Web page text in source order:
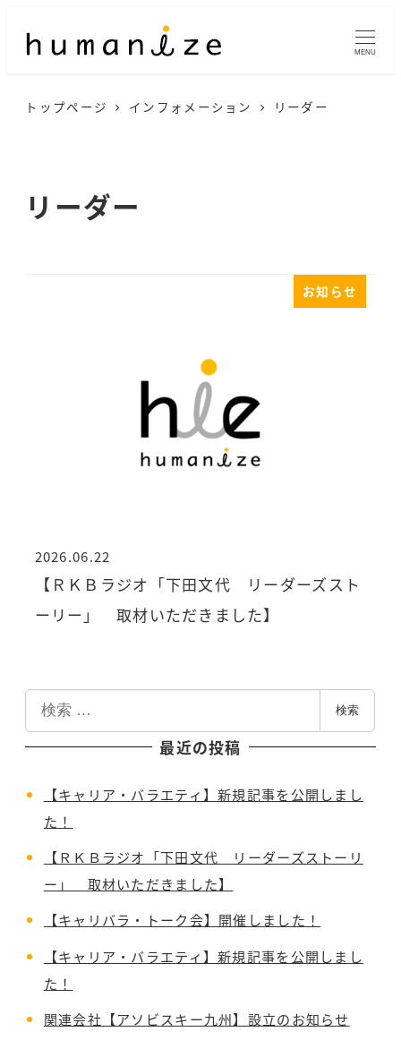
MENU
トップページ インフォメーション リーダー
リーダー
お知らせ
【ＲＫＢラジオ「下田文代 リーダーズスト
ーリー」 取材いただきました】
投稿日
2026.06.22
索
検索
最近の投稿
【キャリア・バラエティ】新規記事を公開しまし
た！
【ＲＫＢラジオ「下田文代 リーダーズストーリ
ー」 取材いただきました】
【キャリバラ・トーク会】開催しました！
【キャリア・バラエティ】新規記事を公開しまし
た！
関連会社【アソビスキー九州】設立のお知らせ